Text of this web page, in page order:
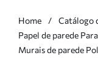
Home
Catálogo
Papel de parede
Murais de parede